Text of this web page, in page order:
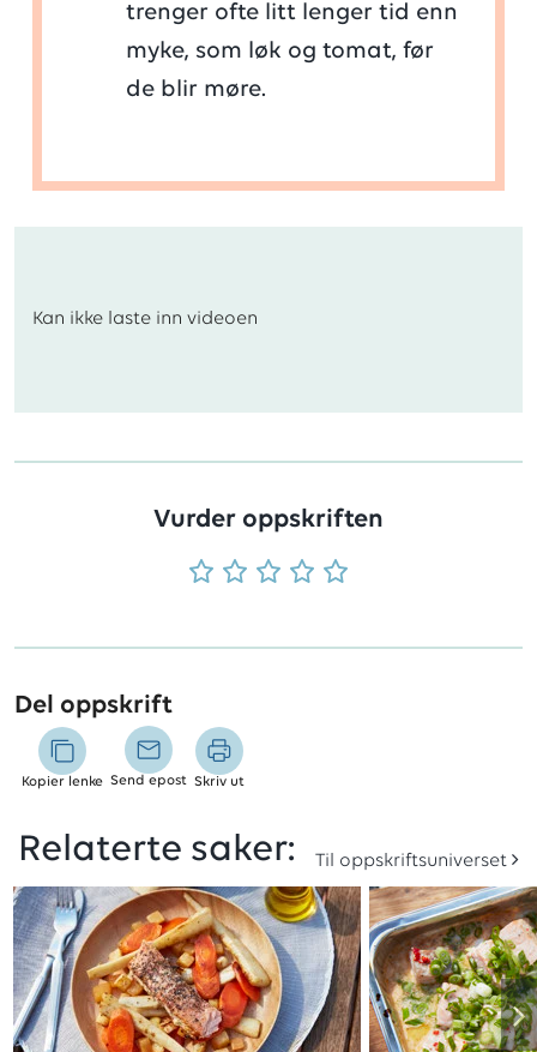
trenger ofte litt lenger tid enn
myke, som løk og tomat, før
de blir møre.
Kan ikke laste inn videoen
Vurder oppskriften
Del oppskrift
Kopier lenke Send epost Skriv ut
Relaterte saker: Til oppskriftsuniverset